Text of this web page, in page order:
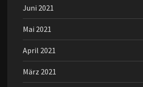
Juni 2021
Mai 2021
April 2021
März 2021